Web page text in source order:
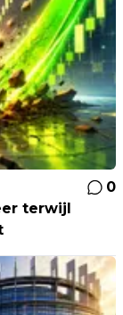
0
terwijl